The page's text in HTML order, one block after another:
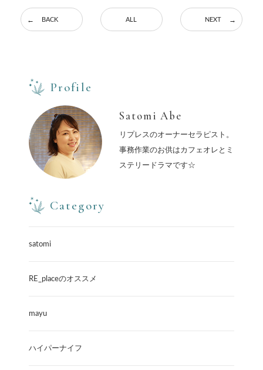
BACK ALL NEXT
Profile
Satomi Abe
リプレスのオーナーセラピスト。
事務作業のお供はカフェオレとミ
ステリードラマです☆
Category
satomi
RE_placeのオススメ
mayu
ハイパーナイフ